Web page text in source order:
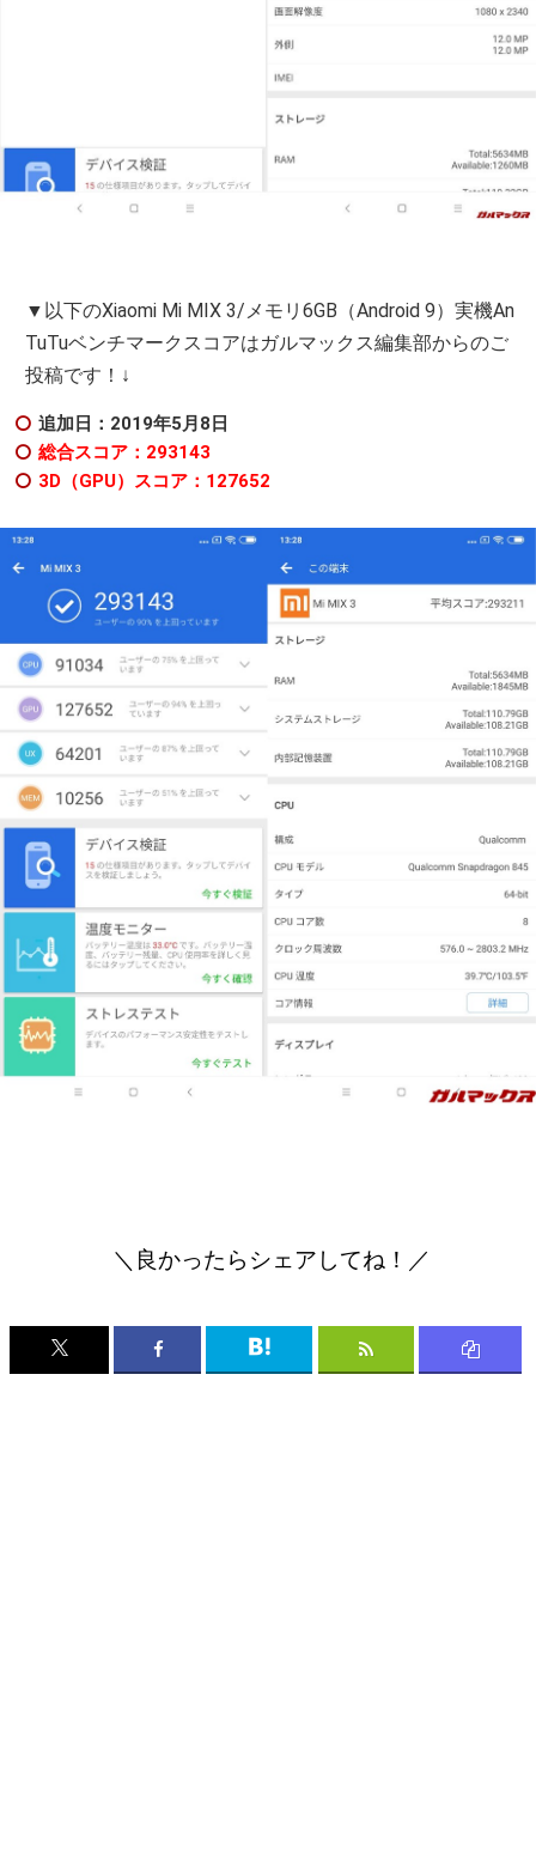
▼以下のXiaomi Mi MIX 3/メモリ6GB（Android 9）実機An
TuTuベンチマークスコアはガルマックス編集部からのご
投稿です！↓
追加日：2019年5月8日
総合スコア：293143
3D（GPU）スコア：127652
＼良かったらシェアしてね！／